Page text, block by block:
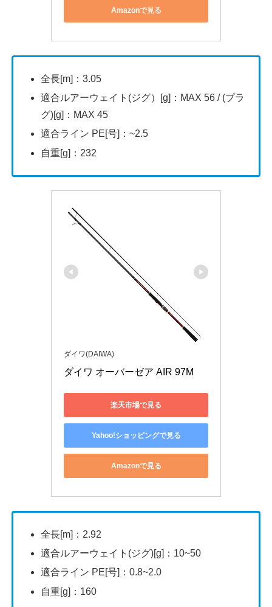
Amazonで見る
全長[m]：3.05
適合ルアーウェイト(ジグ）[g]：MAX 56 / (プラ
グ)[g]：MAX 45
適合ライン PE[号]：~2.5
自重[g]：232
ダイワ(DAIWA)
ダイワ オーバーゼア AIR 97M
楽天市場で見る
Yahoo!ショッピングで見る
Amazonで見る
全長[m]：2.92
適合ルアーウェイト(ジグ)[g]：10~50
適合ライン PE[号]：0.8~2.0
自重[g]：160